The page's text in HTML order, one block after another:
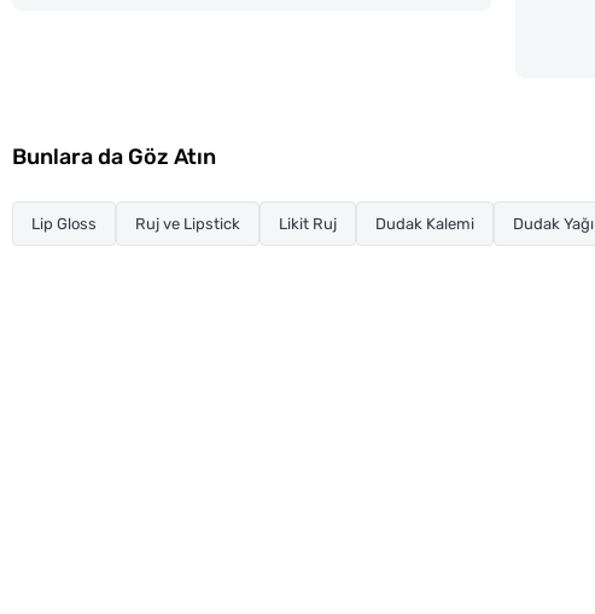
Bunlara da Göz Atın
Lip Gloss Ruj ve Lipstick Likit Ruj Dudak Kalemi Dudak Yağı